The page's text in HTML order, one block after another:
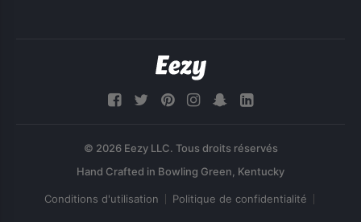
© 2026 Eezy LLC. Tous droits réservés
Conditions d'utilisation Politique de confidentialité